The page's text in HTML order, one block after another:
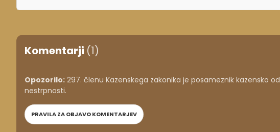
Komentarji (1)
Opozorilo: 297. členu Kazenskega zakonika je posameznik kazensko
nestrpnosti.
PRAVILA ZA OBJAVO KOMENTARJEV